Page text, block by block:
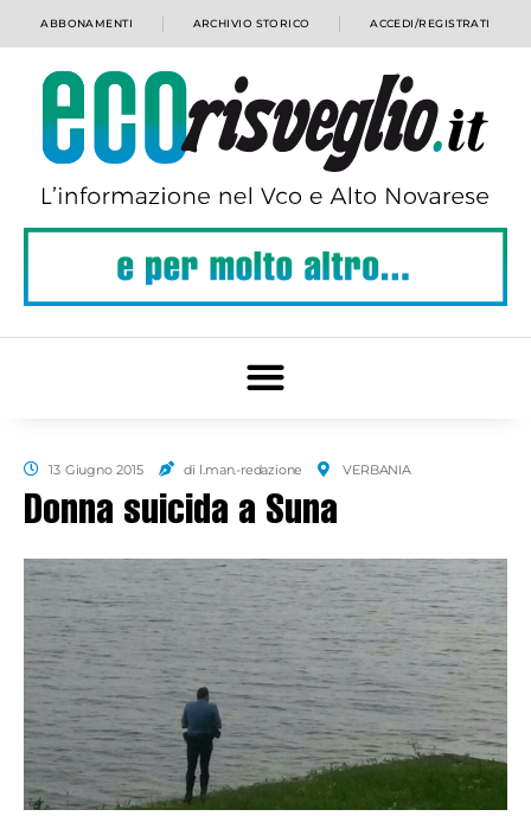
ABBONAMENTI ARCHIVIO STORICO ACCEDI/REGISTRATI
13 Giugno 2015 di l.man.-redazione VERBANIA
Donna suicida a Suna